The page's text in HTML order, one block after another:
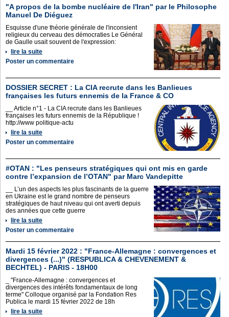
"A propos de la bombe nucléaire de l'Iran" par le Philosophe
Manuel De Diéguez
Esquisse d'une théorie générale de l'inconsient
religieux du cerveau des démocraties Le Général
de Gaulle usait souvent de l'expression:
lire la suite
Poster un commentaire
DOSSIER SECRET : La CIA recrute dans les Banlieues
françaises les futurs ennemis de la France & CO
__ Article n°1 - La CIA recrute dans les Banlieues
françaises les futurs ennemis de la République !
http://www politique-actu
lire la suite
Poster un commentaire
#OTAN : "Les penseurs stratégiques qui ont mis en garde
contre l’expansion de l’OTAN" par Marc Vandepitte
__ L’un des aspects les plus fascinants de la guerre
en Ukraine est le grand nombre de penseurs
stratégiques de haut niveau qui ont averti depuis
des années que cette guerre
lire la suite
Poster un commentaire
Mardi 15 février 2022 : "France-Allemagne : convergences et
divergences (...)" (RESPUBLICA & CHEVENEMENT &
BECHTEL) - PARIS - 18H00
_ "France-Allemagne : convergences et
divergences des intérêts fondamentaux de long
terme" Colloque organisé par la Fondation Res
Publica le mardi 15 février 2022 de 18h
lire la suite